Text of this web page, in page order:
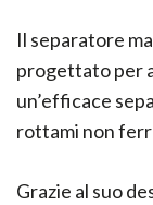
Il separatore
progettato per
un’efficace
rottami non
Grazie al suo